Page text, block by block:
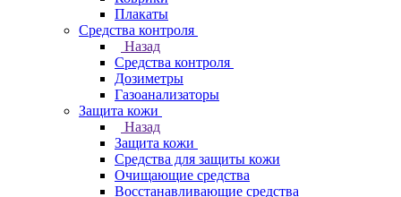
Плакаты
Средства контроля
Назад
Средства контроля
Дозиметры
Газоанализаторы
Защита кожи
Назад
Защита кожи
Средства для защиты кожи
Очищающие средства
Восстанавливающие средства